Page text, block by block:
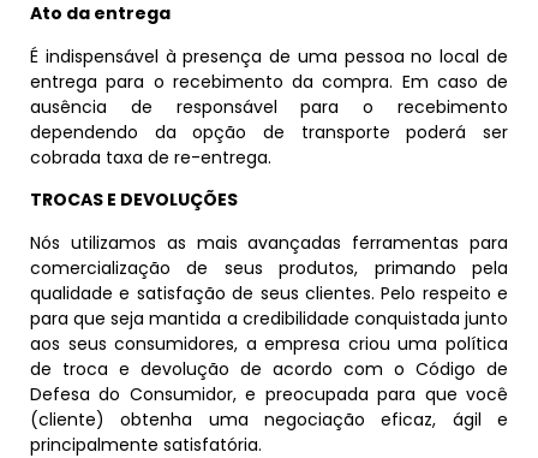
Ato da entrega
É indispensável à presença de uma pessoa no local de
entrega para o recebimento da compra. Em caso de
ausência de responsável para o recebimento
dependendo da opção de transporte poderá ser
cobrada taxa de re-entrega.
TROCAS E DEVOLUÇÕES
Nós utilizamos as mais avançadas ferramentas para
comercialização de seus produtos, primando pela
qualidade e satisfação de seus clientes. Pelo respeito e
para que seja mantida a credibilidade conquistada junto
aos seus consumidores, a empresa criou uma política
de troca e devolução de acordo com o Código de
Defesa do Consumidor, e preocupada para que você
(cliente) obtenha uma negociação eficaz, ágil e
principalmente satisfatória.